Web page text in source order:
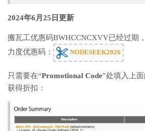
2024年6月25日更新
搬瓦工优惠码BWHCCNCXVV已经过期
力度优惠码：
NODESEEK2026
只需要在“Promotional Code”处填入上
获得折扣：